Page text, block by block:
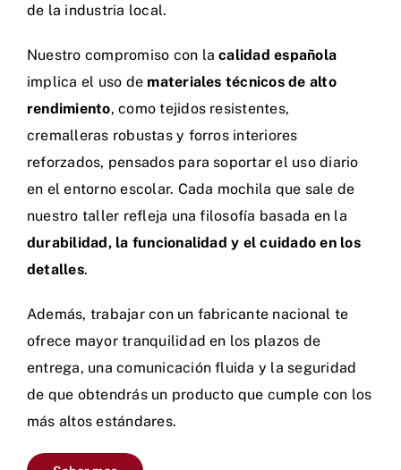
de la industria local.
Nuestro compromiso con lacalidad española
implica el uso de materiales técnicos de alto
rendimiento, como tejidos resistentes,
cremalleras robustas y forros interiores
reforzados, pensados para soportar el uso diario
en el entorno escolar. Cada mochila que sale de
nuestro taller refleja una filosofía basada en la
durabilidad, la funcionalidad y el cuidado en los
detalles.
Además, trabajar con un fabricante nacional te
ofrece mayor tranquilidad en los plazos de
entrega, una comunicación fluida y la seguridad
de que obtendrás un producto que cumple con los
más altos estándares.